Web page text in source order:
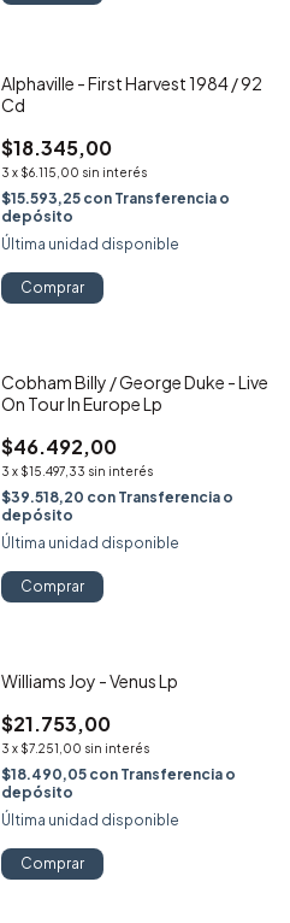
Alphaville - First Harvest 1984 / 92
Cd
$18.345,00
3 x $6.115,00 sin interés
$15.593,25 con Transferencia o
depósito
Última unidad disponible
Comprar
Cobham Billy / George Duke - Live
On Tour In Europe Lp
$46.492,00
3 x $15.497,33 sin interés
$39.518,20 con Transferencia o
depósito
Última unidad disponible
Comprar
Williams Joy - Venus Lp
$21.753,00
3 x $7.251,00 sin interés
$18.490,05 con Transferencia o
depósito
Última unidad disponible
Comprar